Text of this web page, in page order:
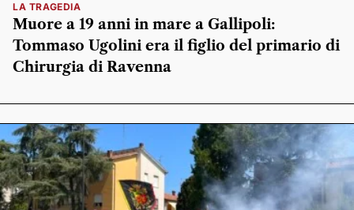
LA TRAGEDIA
Muore a 19 anni in mare a Gallipoli:
Tommaso Ugolini era il figlio del primario di
Chirurgia di Ravenna